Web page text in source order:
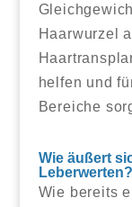
Haarwurzel
helfen und
Bereiche
Wie äußert
Leberwerten?
Wie bereits